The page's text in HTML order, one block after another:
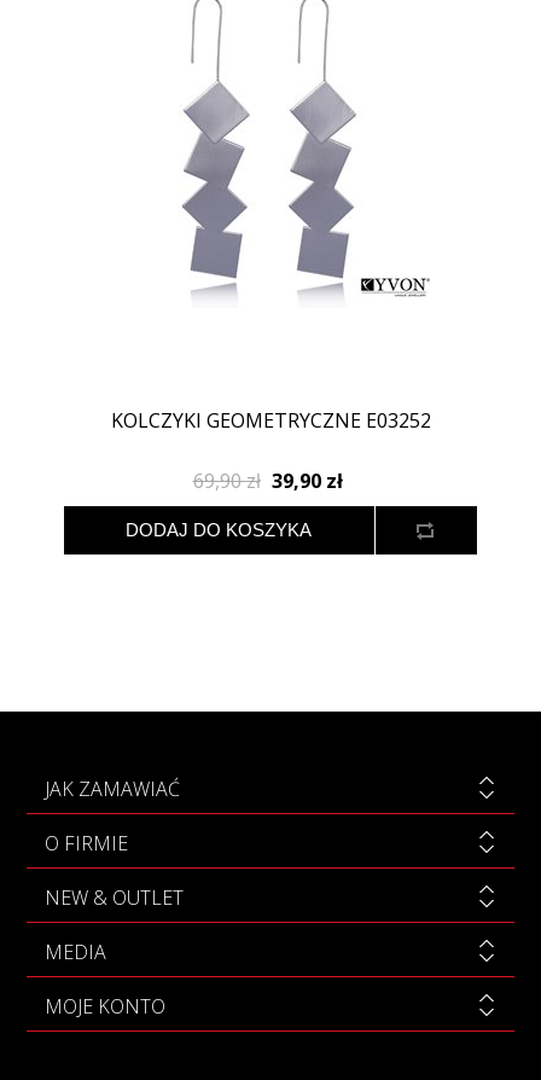
KOLCZYKI GEOMETRYCZNE E03252
69,90 zł 39,90 zł
JAK ZAMAWIAĆ
O FIRMIE
NEW & OUTLET
MEDIA
MOJE KONTO